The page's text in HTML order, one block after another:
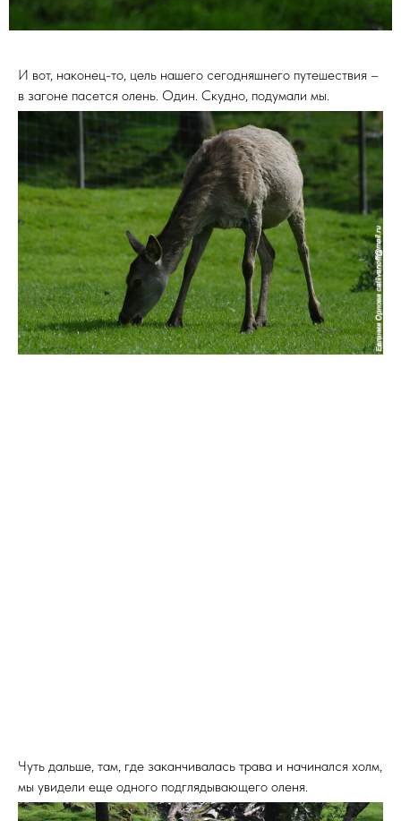
И вот, наконец-то, цель нашего сегодняшнего путешествия –
в загоне пасется олень. Один. Скудно, подумали мы.
Чуть дальше, там, где заканчивалась трава и начинался холм,
мы увидели еще одного подглядывающего оленя.